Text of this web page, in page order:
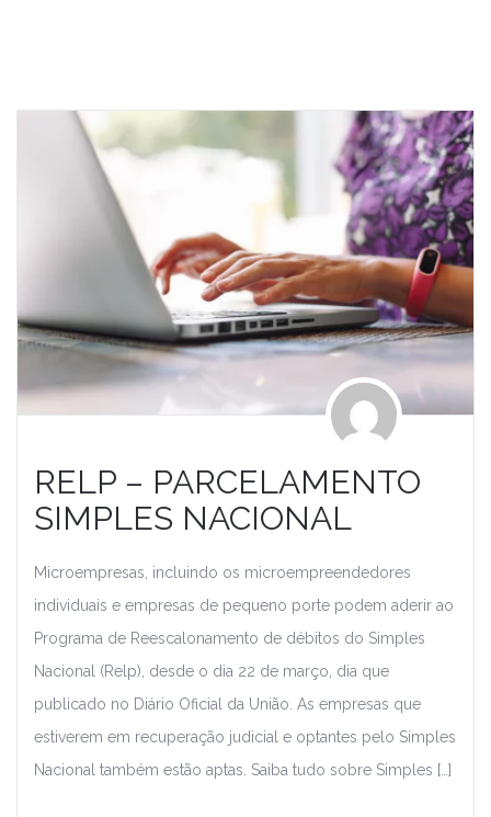
RELP – PARCELAMENTO
SIMPLES NACIONAL
Microempresas, incluindo os microempreendedores
individuais e empresas de pequeno porte podem aderir ao
Programa de Reescalonamento de débitos do Simples
Nacional (Relp), desde o dia 22 de março, dia que
publicado no Diário Oficial da União. As empresas que
estiverem em recuperação judicial e optantes pelo Simples
Nacional também estão aptas. Saiba tudo sobre Simples […]